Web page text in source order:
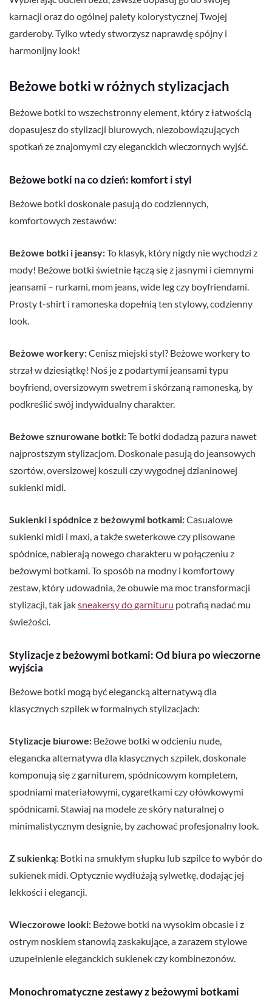
karnacji oraz do ogólnej palety kolorystycznej Twojej
garderoby. Tylko wtedy stworzysz naprawdę spójny i
harmonijny look!
Beżowe botki w różnych stylizacjach
Beżowe botki to wszechstronny element, który z łatwością
dopasujesz do stylizacji biurowych, niezobowiązujących
spotkań ze znajomymi czy eleganckich wieczornych wyjść.
Beżowe botki na co dzień: komfort i styl
Beżowe botki doskonale pasują do codziennych,
komfortowych zestawów:
Beżowe botki i jeansy:To klasyk, który nigdy nie wychodzi z
mody! Beżowe botki świetnie łączą się z jasnymi i ciemnymi
jeansami – rurkami, mom jeans, wide leg czy boyfriendami.
Prosty t-shirt i ramoneska dopełnią ten stylowy, codzienny
look.
Beżowe workery:Cenisz miejski styl? Beżowe workery to
strzał w dziesiątkę! Noś je z podartymi jeansami typu
boyfriend, oversizowym swetrem i skórzaną ramoneską, by
podkreślić swój indywidualny charakter.
Beżowe sznurowane botki:Te botki dodadzą pazura nawet
najprostszym stylizacjom. Doskonale pasują do jeansowych
szortów, oversizowej koszuli czy wygodnej dzianinowej
sukienki midi.
Sukienki i spódnice z beżowymi botkami:Casualowe
sukienki midi i maxi, a także sweterkowe czy plisowane
spódnice, nabierają nowego charakteru w połączeniu z
beżowymi botkami. To sposób na modny i komfortowy
zestaw, który udowadnia, że obuwie ma moc transformacji
stylizacji, tak jaksneakersy do garnituru potrafią nadać mu
świeżości.
Stylizacje z beżowymi botkami: Od biura po wieczorne
wyjścia
Beżowe botki mogą być elegancką alternatywą dla
klasycznych szpilek w formalnych stylizacjach:
Stylizacje biurowe: Beżowe botki w odcieniu nude,
elegancka alternatywa dla klasycznych szpilek, doskonale
komponują się z garniturem, spódnicowym kompletem,
spodniami materiałowymi, cygaretkami czy ołówkowymi
spódnicami. Stawiaj na modele ze skóry naturalnej o
minimalistycznym designie, by zachować profesjonalny look.
Z sukienką: Botki na smukłym słupku lub szpilce to wybór do
sukienek midi. Optycznie wydłużają sylwetkę, dodając jej
lekkości i elegancji.
Wieczorowe looki: Beżowe botki na wysokim obcasie i z
ostrym noskiem stanowią zaskakujące, a zarazem stylowe
uzupełnienie eleganckich sukienek czy kombinezonów.
Monochromatyczne zestawy z beżowymi botkami